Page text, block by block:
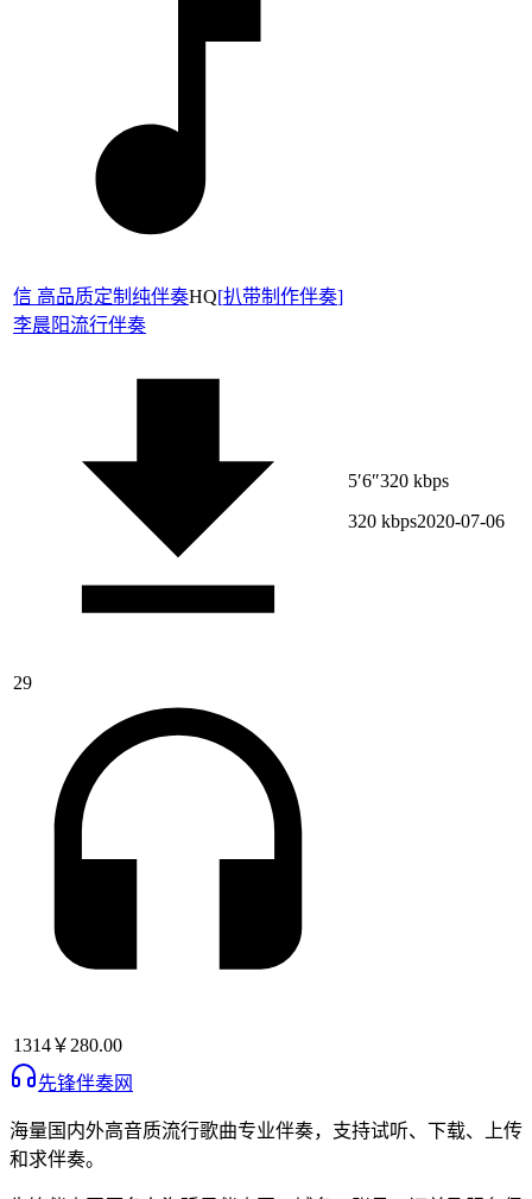
信 高品质定制纯伴奏HQ[扒带制作伴奏]
李晨阳流行伴奏
29
1314￥280.00
5′6″320 kbps
320 kbps2020-07-06
先锋伴奏网
海量国内外高音质流行歌曲专业伴奏，支持试听、下载、上传
和求伴奏。